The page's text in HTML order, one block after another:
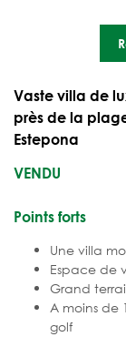
Vaste villa de
près de la
Estepona
VENDU
Points forts
Une villa
Espace de
Grand
A moins de
golf